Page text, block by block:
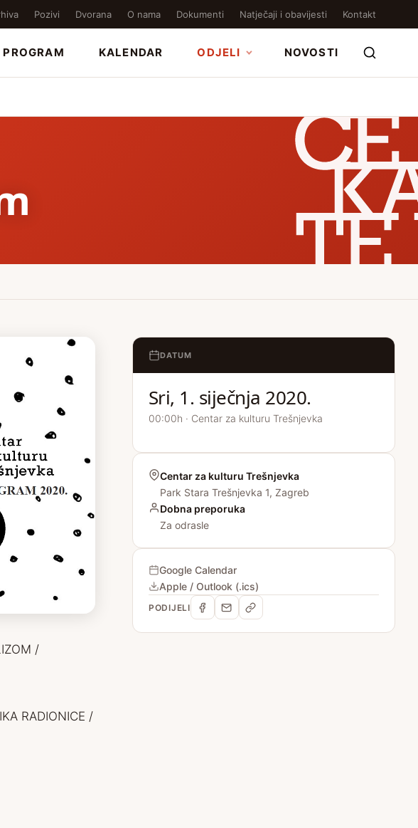
Pozivi Dvorana O nama Dokumenti Natječaji i obavijesti Kontakt
PROGRAM KALENDAR ODJELI NOVOSTI
/
RADIONICE /
DATUM
Sri, 1. siječnja 2020.
00:00h · Centar za kulturu Trešnjevka
Centar za kulturu Trešnjevka
Park Stara Trešnjevka 1, Zagreb
Dobna preporuka
Za odrasle
Google Calendar
Apple / Outlook (.ics)
PODIJELI